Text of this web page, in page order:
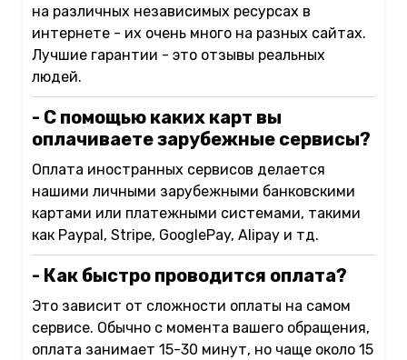
на различных независимых ресурсах в
интернете - их очень много на разных сайтах.
Лучшие гарантии - это отзывы реальных
людей.
- С помощью каких карт вы
оплачиваете зарубежные сервисы?
Оплата иностранных сервисов делается
нашими личными зарубежными банковскими
картами или платежными системами, такими
как Paypal, Stripe, GooglePay, Alipay и тд.
- Как быстро проводится оплата?
Это зависит от сложности оплаты на самом
сервисе. Обычно с момента вашего обращения,
оплата занимает 15-30 минут, но чаще около 15